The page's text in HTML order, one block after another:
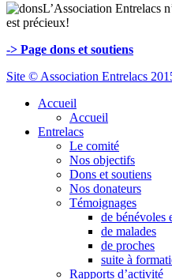
L’Association Entrelacs
est précieux!
-> Page dons et soutiens
Site © Association Entrelacs
Accueil
Accueil
Entrelacs
Le comité
Nos objectifs
Dons et soutiens
Nos donateurs
Témoignages
de bénévoles
de malades
de proches
suite à
Rapports d’activité